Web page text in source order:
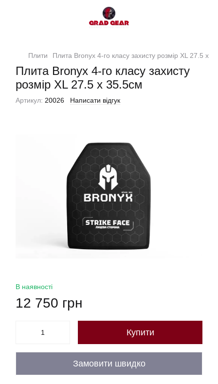
Плити Плита Bronyx 4-го класу захисту розмір XL 27.5 х
Плита Bronyx 4-го класу захисту
розмір XL 27.5 х 35.5см
Артикул: 20026 Написати відгук
В наявності
12 750 грн
Купити
Замовити швидко